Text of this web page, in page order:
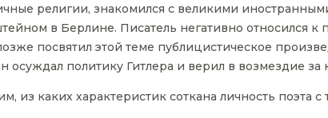
религии, знакомился с великими
в Берлине. Писатель негативно относился
посвятил этой теме публицистическое
осуждал политику Гитлера и верил в возмездие
из каких характеристик соткана личность поэта с